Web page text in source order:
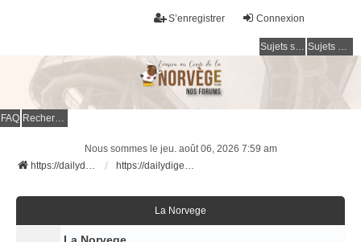
Connexion
S’enregistrer
Sujets sans réponse Sujets actifs
FAQ Rechercher
Nous sommes le jeu. août 06, 2026 7:59 am
https://dailydigesthub.com
https://dailydigesthub.com
La Norvege